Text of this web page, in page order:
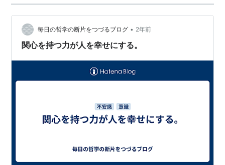
毎日の哲学の断片をつづるブログ • 2年前
関心を持つ力が人を幸せにする。